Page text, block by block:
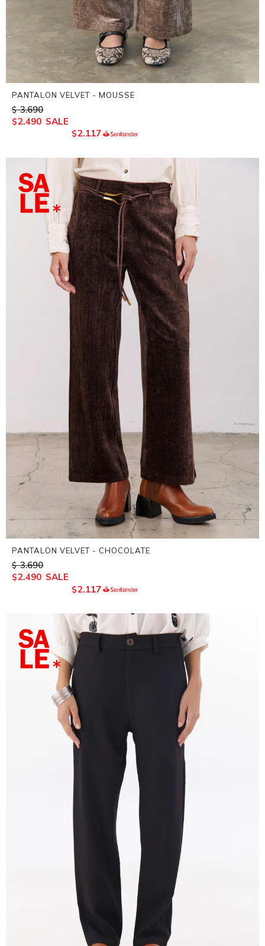
PANTALON VELVET - MOUSSE
$ 3.690
$2.490
$2.117
PANTALON VELVET - CHOCOLATE
$ 3.690
$2.490
$2.117